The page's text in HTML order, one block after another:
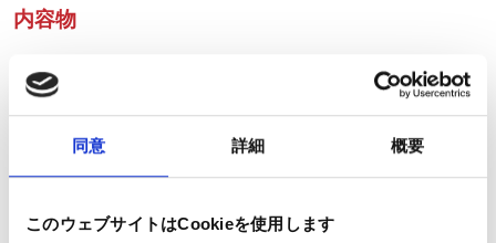
同意 詳細 概要
このウェブサイトはCookieを使用します
内容物
／ニコチンなし）×3本
製品情報リーフレット ×1
製造元：Ezee Trading ApS.